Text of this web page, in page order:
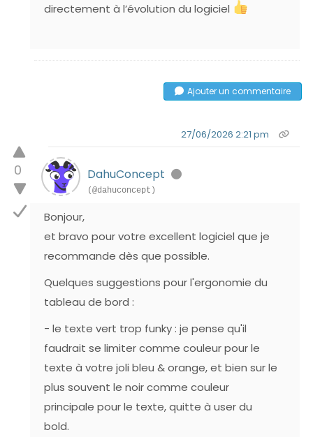
directement à l’évolution du logiciel
Ajouter un commentaire
0
27/06/2026 2:21 pm
DahuConcept
(@dahuconcept)
Bonjour,
et bravo pour votre excellent logiciel que je
recommande dès que possible.
Quelques suggestions pour l'ergonomie du
tableau de bord :
- le texte vert trop funky : je pense qu'il
faudrait se limiter comme couleur pour le
texte à votre joli bleu & orange, et bien sur le
plus souvent le noir comme couleur
principale pour le texte, quitte à user du
bold.